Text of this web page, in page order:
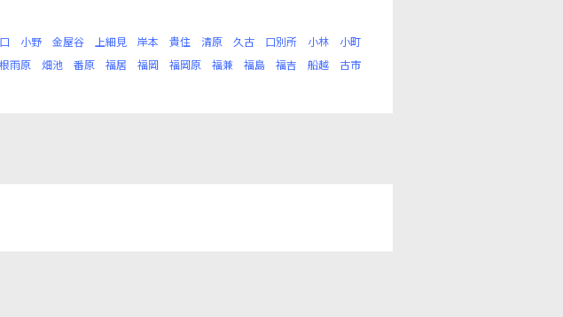
小野 金屋谷 上細見 岸本 貴住 清原 久古 口別所 小林
小町
根雨原 畑池 番原 福居 福岡 福岡原 福兼 福島 福吉 船越
古市